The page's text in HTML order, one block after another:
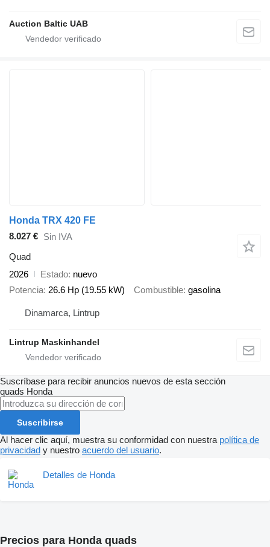
Auction Baltic UAB
Honda TRX 420 FE
8.027 € Sin IVA
Quad
2026
Estado nuevo
Potencia 26.6 Hp (19.55 kW) Combustible gasolina
Dinamarca, Lintrup
Lintrup Maskinhandel
Suscríbase para recibir anuncios nuevos de esta sección
quads Honda
Suscribirse
Al hacer clic aquí, muestra su conformidad con nuestra política de
privacidad y nuestro acuerdo del usuario.
Detalles de Honda
Precios para Honda quads